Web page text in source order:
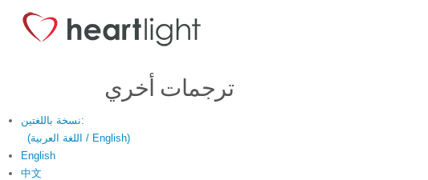
ترجمات أخري
نسخة باللغتين:
(اللغة العربية / English)
English
中文